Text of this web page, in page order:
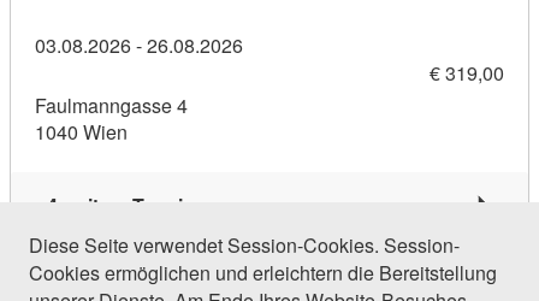
03.08.2026 - 26.08.2026
€ 319,00
Faulmanngasse 4
1040 Wien
4 weitere Termine
500 Einträge gefunden (1 von 24)
Diese Seite verwendet Session-Cookies. Session-
Cookies ermöglichen und erleichtern die Bereitstellung